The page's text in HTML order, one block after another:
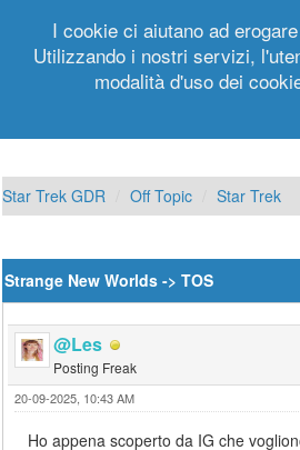
Registrati
Star Trek GDR Off Topic Star Trek
Strange New Worlds -> TOS
@Les
Posting Freak
20-09-2025, 10:43 AM
Ho appena scoperto da IG che
I cookie ci aiutano ad
Utilizzando i nostri servizi,
modalità d'uso dei